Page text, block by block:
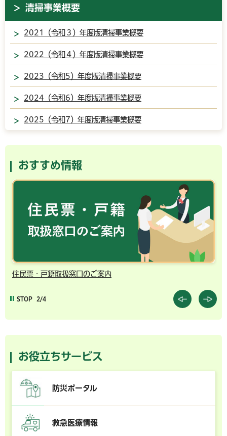
清掃事業概要
2021（令和３）年度版清掃事業概要
2022（令和４）年度版清掃事業概要
2023（令和5）年度版清掃事業概要
2024（令和6）年度版清掃事業概要
2025（令和7）年度版清掃事業概要
おすすめ情報
住民票・戸籍取扱窓口のご案内
STOP 2/4
お役立ちサービス
防災ポータル
救急医療情報